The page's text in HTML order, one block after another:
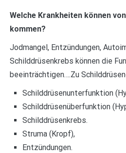
Welche Krankheiten können
kommen?
Jodmangel, Entzündungen,
Schilddrüsenkrebs können die
beeinträchtigen….Zu
Schilddrüsenunterfunktion
Schilddrüsenüberfunktion
Schilddrüsenkrebs.
Struma (Kropf),
Entzündungen.